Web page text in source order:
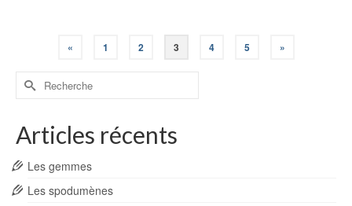
« 1 2 3 4 5 »
Rechercher :
Articles récents
Les gemmes
Les spodumènes